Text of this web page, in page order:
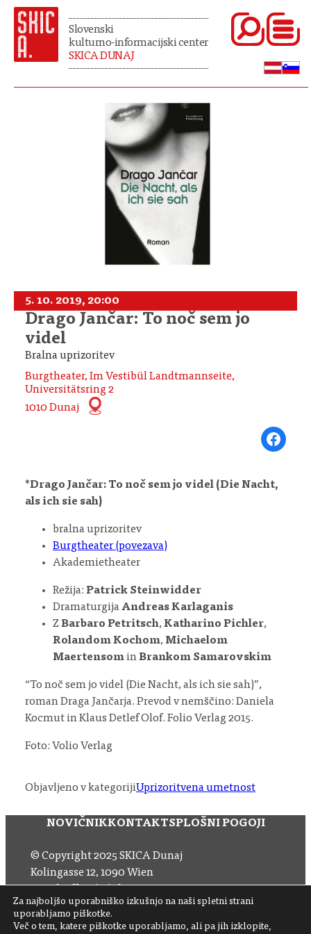
Slovenski
kulturno-informacijski center
SKICA DUNAJ
5. 10. 2019, 20:00
Drago Jančar: To noč sem jo
videl
Bralna uprizoritev
Burgtheater, Im Vestibül Landtmannseite,
Universitätsring 2
1010 Dunaj
Share on
*Drago Jančar: To noč sem jo videl (Die Nacht,
als ich sie sah)
bralna uprizoritev
Burgtheater (povezava)
Akademietheater
Režija: Patrick Steinwidder
DramaturgijaAndreas Karlaganis
Z Barbaro Petritsch,Katharino Pichler,
Rolandom Kochom,Michaelom
MaertensominBrankom Samarovskim
“To noč sem jo videl (Die Nacht, als ich sie sah)”,
roman Draga Jančarja. Prevod v nemščino: Daniela
Kocmut in Klaus Detlef Olof. Folio Verlag 2015.
Foto: Volio Verlag
Objavljeno v kategorijiUprizoritvena umetnost
Za najboljšo uporabniško izkušnjo na naši spletni strani
uporabljamo piškotke.
Več o tem, katere piškotke uporabljamo, ali pa jih izklopite,
NOVIČNIKKONTAKTSPLOŠNI POGOJI
© Copyright 2025 SKICA Dunaj
Kolingasse 12, 1090 Wien
Tel+43 1 319 11 60 33